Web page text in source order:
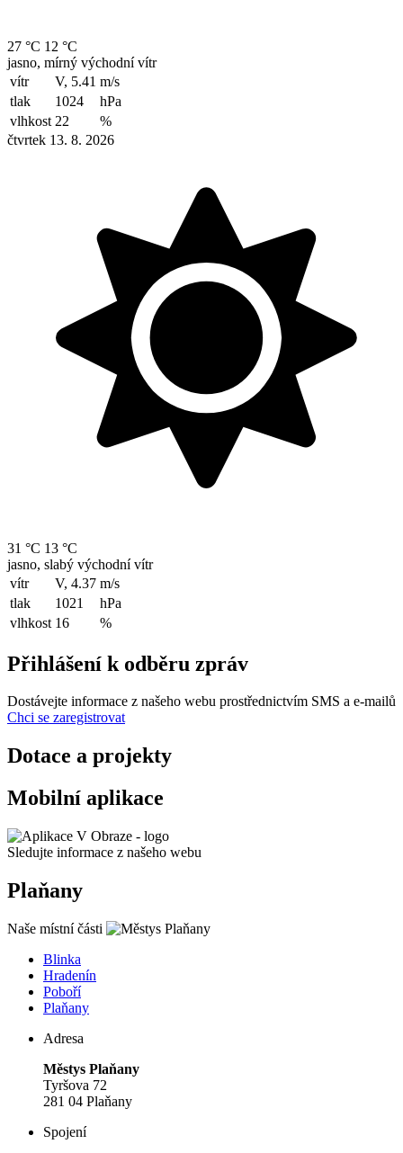
27 °C 12 °C
jasno, mírný východní vítr
vítr
V, 5.41 m/s
tlak
1024
hPa
vlhkost 22
%
čtvrtek 13. 8. 2026
31 °C 13 °C
jasno, slabý východní vítr
vítr
V, 4.37 m/s
tlak
1021
hPa
vlhkost 16 %
Přihlášení k odběru zpráv
Dostávejte informace z našeho webu prostřednictvím SMS a e-mailů
Chci se zaregistrovat
Dotace a projekty
Mobilní aplikace
Sledujte informace z našeho webu
Plaňany
Naše místní části
Blinka
Hradenín
Poboří
Plaňany
Adresa
Městys Plaňany
Tyršova 72
281 04 Plaňany
Spojení